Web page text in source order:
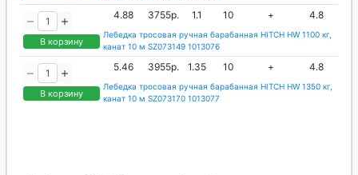
В корзину
4.88 3755р. 1.1 10 + 4.8
Лебедка тросовая ручная барабанная HITCH HW 1100 кг,
канат 10 м SZ073149 1013076
В корзину
5.46 3955р. 1.35 10 + 4.8
Лебедка тросовая ручная барабанная HITCH HW 1350 кг,
канат 10 м SZ073170 1013077